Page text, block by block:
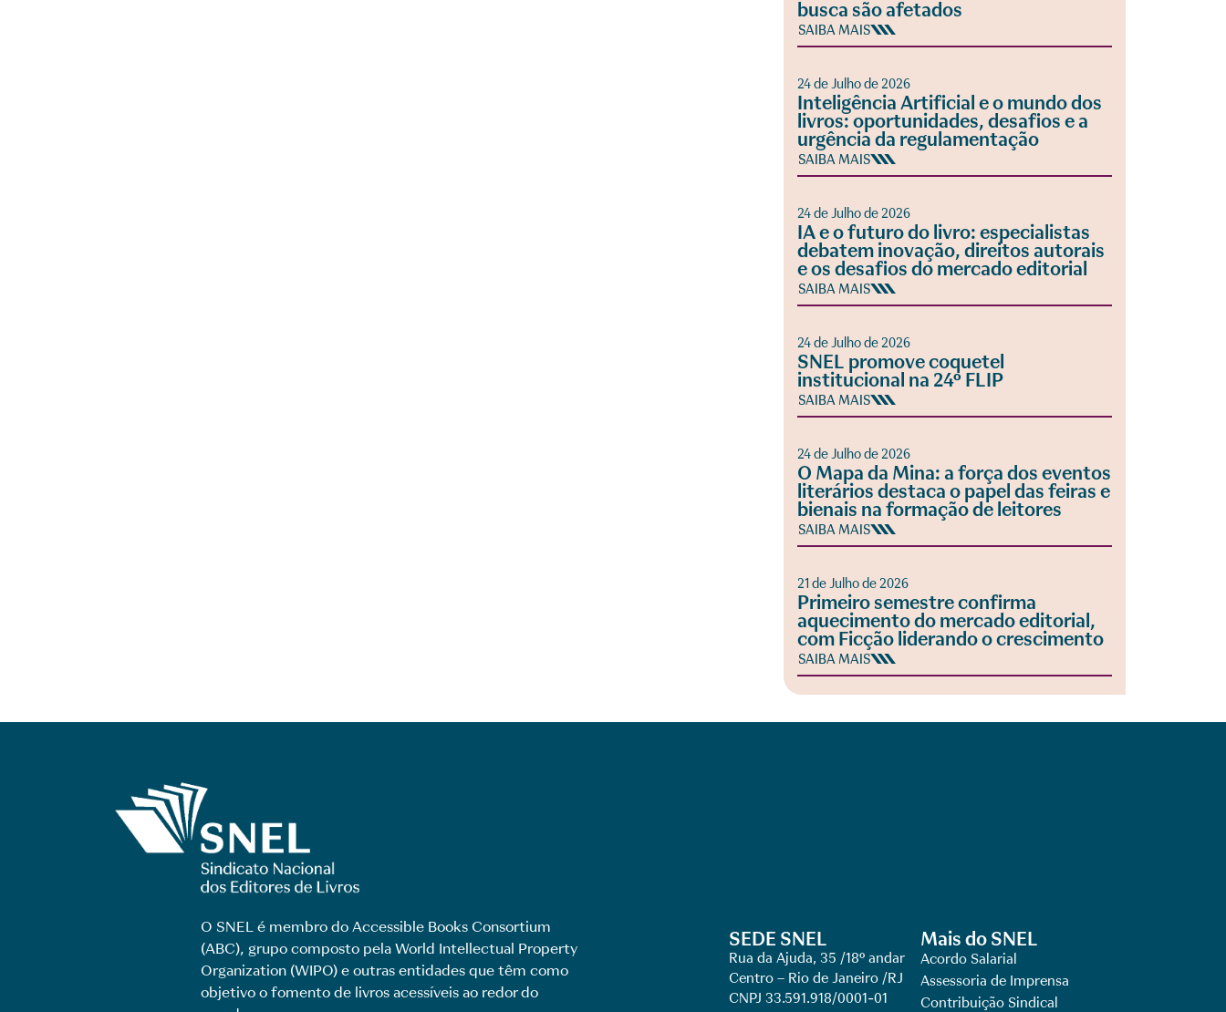
busca são afetados
SAIBA MAIS
24 de Julho de 2026
Inteligência Artificial e o mundo dos
livros: oportunidades, desafios e a
urgência da regulamentação
SAIBA MAIS
24 de Julho de 2026
IA e o futuro do livro: especialistas
debatem inovação, direitos autorais
e os desafios do mercado editorial
SAIBA MAIS
24 de Julho de 2026
SNEL promove coquetel
institucional na 24º FLIP
SAIBA MAIS
24 de Julho de 2026
O Mapa da Mina: a força dos eventos
literários destaca o papel das feiras e
bienais na formação de leitores
SAIBA MAIS
21 de Julho de 2026
Primeiro semestre confirma
aquecimento do mercado editorial,
com Ficção liderando o crescimento
SAIBA MAIS
O SNEL é membro do Accessible Books Consortium
(ABC), grupo composto pela World Intellectual Property
Organization (WIPO) e outras entidades que têm como
objetivo o fomento de livros acessíveis ao redor do
SEDE SNEL
Rua da Ajuda, 35 /18º andar
Centro – Rio de Janeiro /RJ
CNPJ 33.591.918/0001-01
Mais do SNEL
Acordo Salarial
Assessoria de Imprensa
Contribuição Sindical